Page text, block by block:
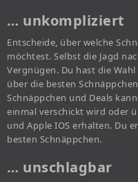
… unkompliziert
Entscheide, über welche
möchtest. Selbst die Jagd
Vergnügen. Du hast die
über die besten
Schnäppchen und Deals
einmal verschickt wird oder
und Apple IOS erhalten. Du
besten Schnäppchen.
… unschlagbar